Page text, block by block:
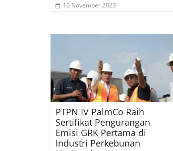
10 November 2023
PTPN IV PalmCo Raih
Sertifikat Pengurangan
Emisi GRK Pertama di
Industri Perkebunan